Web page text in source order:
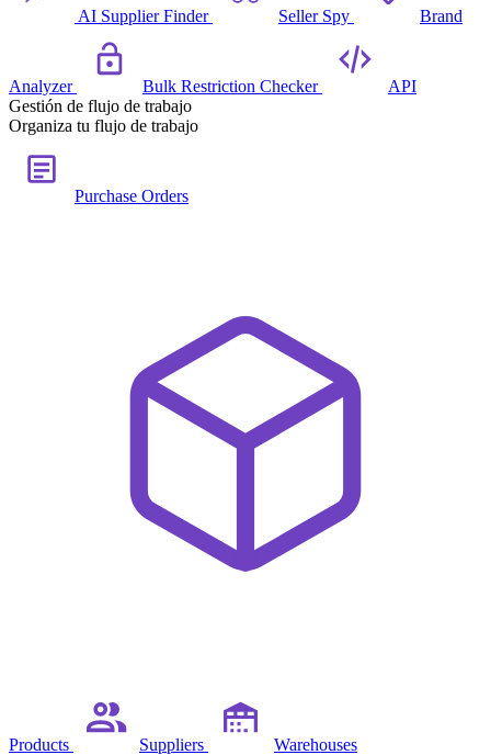
AI Supplier Finder Seller Spy Brand
Analyzer Bulk Restriction Checker
API
Gestión de flujo de trabajo
Organiza tu flujo de trabajo
Purchase Orders
Products Suppliers Warehouses